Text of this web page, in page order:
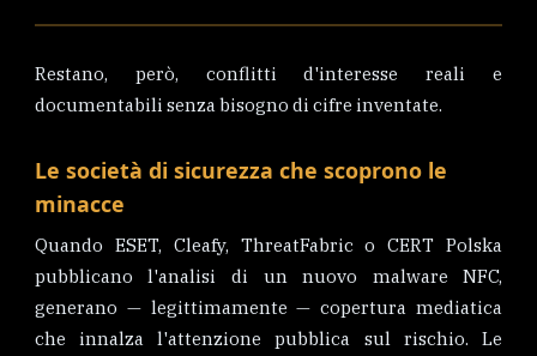
Restano, però, conflitti d'interesse reali e
documentabili senza bisogno di cifre inventate.
Le società di sicurezza che scoprono le
minacce
Quando ESET, Cleafy, ThreatFabric o CERT Polska
pubblicano l'analisi di un nuovo malware NFC,
generano — legittimamente — copertura mediatica
che innalza l'attenzione pubblica sul rischio. Le